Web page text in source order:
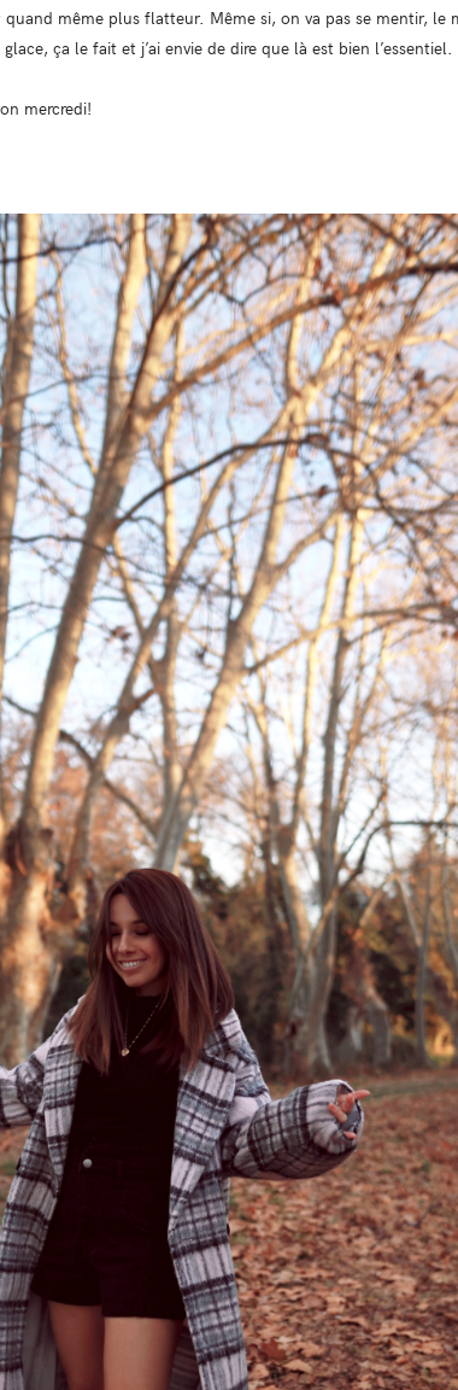
même plus flatteur. Même si, on va pas se mentir, le
ça le fait et j’ai envie de dire que là est bien l’essentiel.
mercredi!